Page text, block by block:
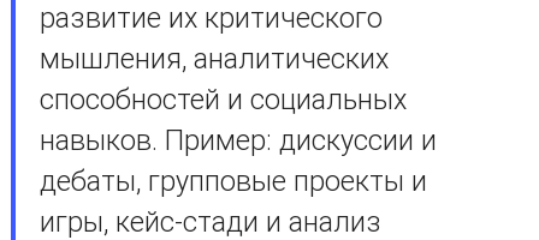
развитие их критического
мышления, аналитических
способностей и социальных
навыков. Пример: дискуссии и
дебаты, групповые проекты и
игры, кейс-стади и анализ